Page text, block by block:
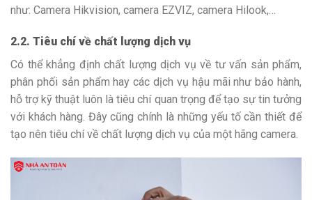
như: Camera Hikvision, camera EZVIZ, camera Hilook,…
2.2. Tiêu chí về chất lượng dịch vụ
Có thể khẳng định chất lượng dịch vụ về tư vấn sản phẩm,
phân phối sản phẩm hay các dịch vụ hậu mãi như bảo hành,
hỗ trợ kỹ thuật luôn là tiêu chí quan trọng để tạo sự tin tưởng
với khách hàng. Đây cũng chính là những yếu tố cần thiết để
tạo nên tiêu chí về chất lượng dịch vụ của một hãng camera.